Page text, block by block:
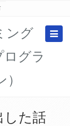
ング
グラ
た話